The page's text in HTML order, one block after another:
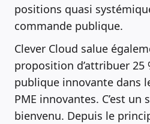
positions quasi
commande publique.
Clever Cloud salue
proposition d’attribuer 25
publique innovante dans
PME innovantes. C’est un
bienvenu. Depuis le